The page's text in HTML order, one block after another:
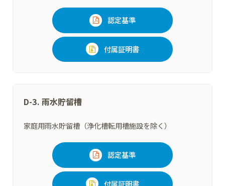
認定基準
付属証明書
D-3. 雨水貯留槽
家庭用雨水貯留槽（浄化槽転用槽施設を除く）
認定基準
付属証明書